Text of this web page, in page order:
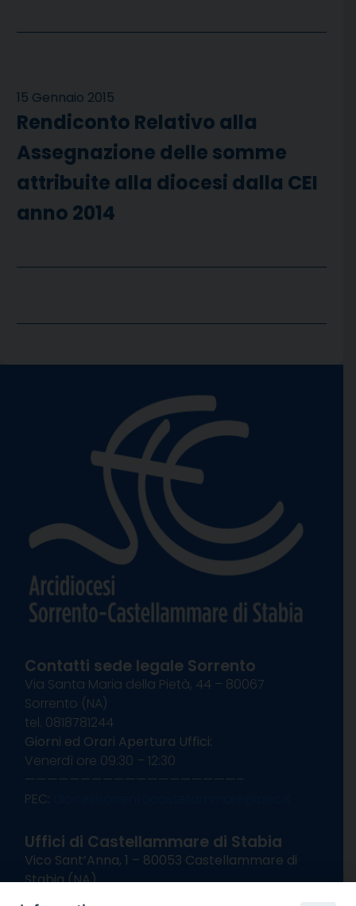
15 Gennaio 2015
Rendiconto Relativo alla
Assegnazione delle somme
attribuite alla diocesi dalla CEI
anno 2014
Contatti sede legale Sorrento
Via Santa Maria della Pietà, 44 – 80067
Sorrento (NA)
tel. 0818781244
Giorni ed Orari Apertura Uffici:
Venerdì ore 09:30 – 12:30
———————————————————–
PEC:
Uffici di Castellammare di Stabia
Vico Sant’Anna, 1 – 80053 Castellammare di
Stabia (NA)